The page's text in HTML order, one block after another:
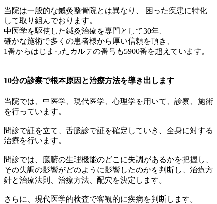
当院は一般的な鍼灸整骨院とは異なり、 困った疾患に特化
して取り組んでおります。
中医学を駆使した鍼灸治療を専門として30年、
確かな施術で多くの患者様から厚い信頼を頂き、
1番からはじまったカルテの番号も5900番を超えています。
10分の診察で根本原因と治療方法を導き出します
当院では、中医学、現代医学、心理学を用いて、診察、施術
を行っています。
問診で証を立て、舌脈診で証を確定していき、全身に対する
治療を行います。
問診では、臓腑の生理機能のどこに失調があるかを把握し、
その失調の影響がどのように影響したのかを判断し、治療方
針と治療法則、治療方法、配穴を決定します。
さらに、現代医学的検査で客観的に疾病を判断します。